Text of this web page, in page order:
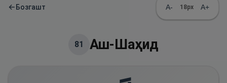
←Бозгашт A- 18px A+
81 Аш-Шаҳид